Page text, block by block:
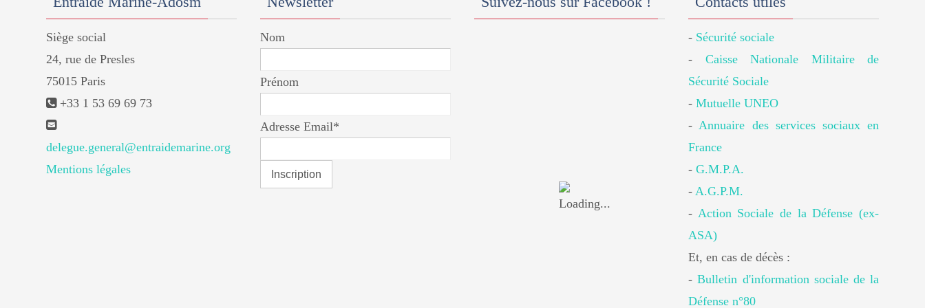
Siège social
24, rue de Presles
75015 Paris
+33 1 53 69 69 73
delegue.general@entraidemarine.org
Mentions légales
Nom
Prénom
Adresse Email*
- Sécurité sociale
- Caisse Nationale Militaire de
Sécurité Sociale
-Mutuelle UNEO
-Annuaire des services sociaux en
France
-G.M.P.A.
-A.G.P.M.
- Action Sociale de la Défense (ex-
ASA)
Et, en cas de décès :
-Bulletin d'information sociale de la
Défense n°80